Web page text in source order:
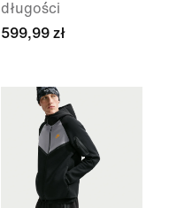
długości
599,99 zł